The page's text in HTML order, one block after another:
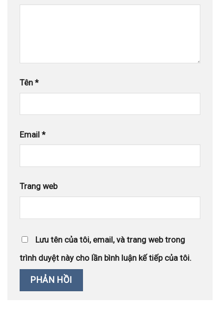
Tên *
Email *
Trang web
Lưu tên của tôi, email, và trang web trong
trình duyệt này cho lần bình luận kế tiếp của tôi.